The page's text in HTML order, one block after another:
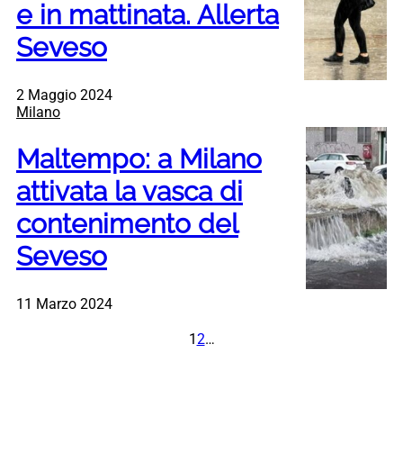
e in mattinata. Allerta
Seveso
2 Maggio 2024
Milano
Maltempo: a Milano
attivata la vasca di
contenimento del
Seveso
11 Marzo 2024
12…